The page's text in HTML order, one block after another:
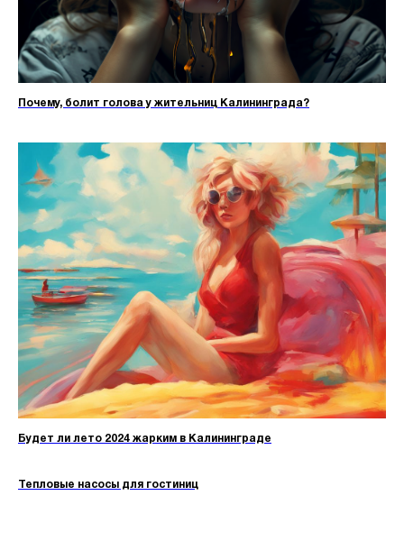
Почему, болит голова у жительниц Калининграда?
Будет ли лето 2024 жарким в Калининграде
Тепловые насосы для гостиниц